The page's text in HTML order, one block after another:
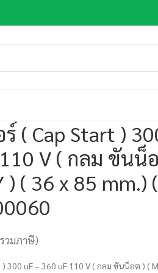
( Cap Start )
V ( กลม ขันน็
) ( 36 x 85 mm.)
วมภาษี)
300 uF – 360 uF 110 V ( กลม ขันน็อต ) (